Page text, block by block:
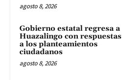
agosto 8, 2026
Gobierno estatal regresa a
Huazalingo con respuestas
a los planteamientos
ciudadanos
agosto 8, 2026